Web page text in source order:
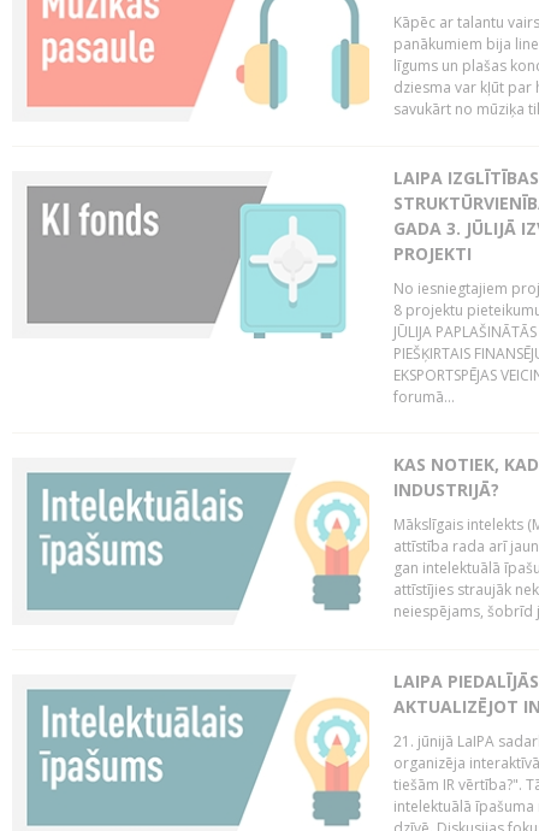
Kāpēc ar talantu
panākumiem bija
līgums un plašas
dziesma var kļūt par
savukārt no mūziķa
LAIPA
GADA 3. JŪLIJĀ
PROJEKTI
No iesniegtajiem
8 projektu
JŪLIJA
PIEŠĶIRTAIS
EKSPORTSPĒJAS
forumā...
KAS NOTIEK,
INDUSTRIJĀ?
Mākslīgais intelekts
attīstība rada arī
gan intelektuālā
attīstījies straujāk
neiespējams, šobrīd
LAIPA
AKTUALIZĒJOT
21. jūnijā LaIPA
organizēja
tiešām IR vērtība?".
intelektuālā